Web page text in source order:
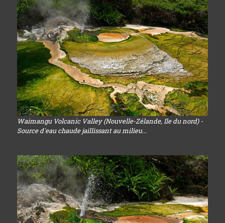
Waimangu Volcanic Valley (Nouvelle-Zélande, Ile du nord) -
Source d'eau chaude jaillissant au milieu...